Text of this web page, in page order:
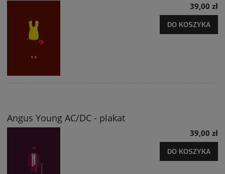
39,00 zł
DO KOSZYKA
Angus Young AC/DC - plakat
39,00 zł
DO KOSZYKA